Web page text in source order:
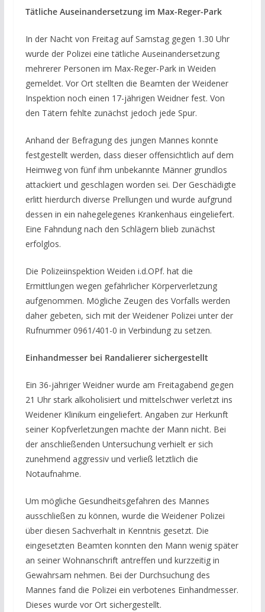
Tätliche Auseinandersetzung im Max-Reger-Park
In der Nacht von Freitag auf Samstag gegen 1.30 Uhr
wurde der Polizei eine tätliche Auseinandersetzung
mehrerer Personen im Max-Reger-Park in Weiden
gemeldet. Vor Ort stellten die Beamten der Weidener
Inspektion noch einen 17-jährigen Weidner fest. Von
den Tätern fehlte zunächst jedoch jede Spur.
Anhand der Befragung des jungen Mannes konnte
festgestellt werden, dass dieser offensichtlich auf dem
Heimweg von fünf ihm unbekannte Männer grundlos
attackiert und geschlagen worden sei. Der Geschädigte
erlitt hierdurch diverse Prellungen und wurde aufgrund
dessen in ein nahegelegenes Krankenhaus eingeliefert.
Eine Fahndung nach den Schlägern blieb zunächst
erfolglos.
Die Polizeiinspektion Weiden i.d.OPf. hat die
Ermittlungen wegen gefährlicher Körperverletzung
aufgenommen. Mögliche Zeugen des Vorfalls werden
daher gebeten, sich mit der Weidener Polizei unter der
Rufnummer 0961/401-0 in Verbindung zu setzen.
Einhandmesser bei Randalierer sichergestellt
Ein 36-jähriger Weidner wurde am Freitagabend gegen
21 Uhr stark alkoholisiert und mittelschwer verletzt ins
Weidener Klinikum eingeliefert. Angaben zur Herkunft
seiner Kopfverletzungen machte der Mann nicht. Bei
der anschließenden Untersuchung verhielt er sich
zunehmend aggressiv und verließ letztlich die
Notaufnahme.
Um mögliche Gesundheitsgefahren des Mannes
ausschließen zu können, wurde die Weidener Polizei
über diesen Sachverhalt in Kenntnis gesetzt. Die
eingesetzten Beamten konnten den Mann wenig später
an seiner Wohnanschrift antreffen und kurzzeitig in
Gewahrsam nehmen. Bei der Durchsuchung des
Mannes fand die Polizei ein verbotenes Einhandmesser.
Dieses wurde vor Ort sichergestellt.